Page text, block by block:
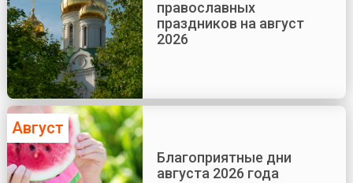
православных
праздников на август
2026
Август
Благоприятные дни
августа 2026 года